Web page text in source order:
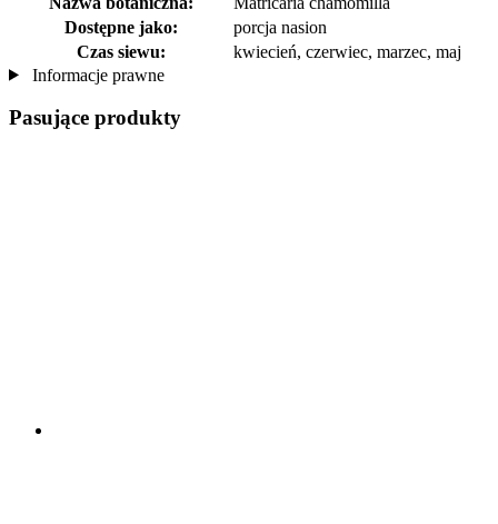
Dostępne jako:
porcja nasion
Czas siewu:
kwiecień, czerwiec, marzec, maj
Informacje prawne
Pasujące produkty